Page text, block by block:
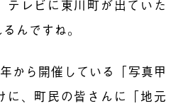
テレビに東川町が出ていた
んですね。
から開催している「写真甲
に、町民の皆さんに「地元